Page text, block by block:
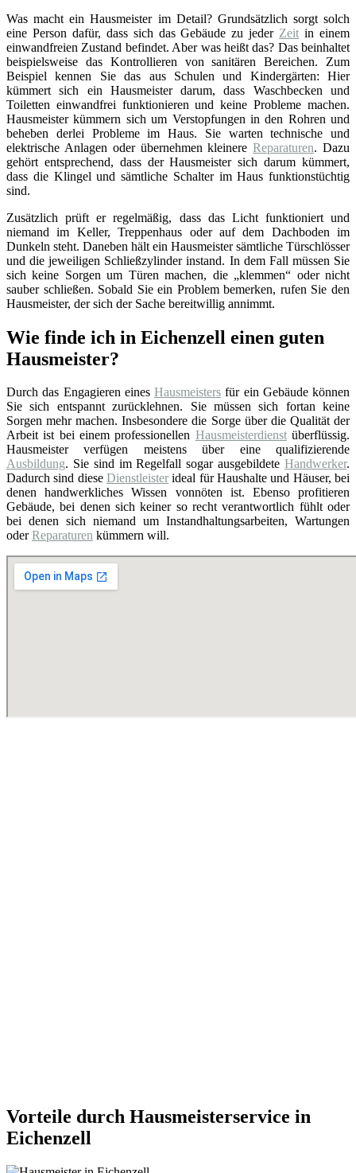
Was macht ein Hausmeister im Detail? Grundsätzlich sorgt solch
eine Person dafür, dass sich das Gebäude zu jeder Zeit in einem
einwandfreien Zustand befindet. Aber was heißt das? Das beinhaltet
beispielsweise das Kontrollieren von sanitären Bereichen. Zum
Beispiel kennen Sie das aus Schulen und Kindergärten: Hier
kümmert sich ein Hausmeister darum, dass Waschbecken und
Toiletten einwandfrei funktionieren und keine Probleme machen.
Hausmeister kümmern sich um Verstopfungen in den Rohren und
beheben derlei Probleme im Haus. Sie warten technische und
elektrische Anlagen oder übernehmen kleinereReparaturen. Dazu
gehört entsprechend, dass der Hausmeister sich darum kümmert,
dass die Klingel und sämtliche Schalter im Haus funktionstüchtig
sind.
Zusätzlich prüft er regelmäßig, dass das Licht funktioniert und
niemand im Keller, Treppenhaus oder auf dem Dachboden im
Dunkeln steht. Daneben hält ein Hausmeister sämtliche Türschlösser
und die jeweiligen Schließzylinder instand. In dem Fall müssen Sie
sich keine Sorgen um Türen machen, die „klemmen“ oder nicht
sauber schließen. Sobald Sie ein Problem bemerken, rufen Sie den
Hausmeister, der sich der Sache bereitwillig annimmt.
Wie finde ich in Eichenzell einen guten
Hausmeister?
Durch das Engagieren eines Hausmeisters für ein Gebäude können
Sie sich entspannt zurücklehnen. Sie müssen sich fortan keine
Sorgen mehr machen. Insbesondere die Sorge über die Qualität der
Arbeit ist bei einem professionellen Hausmeisterdienstüberflüssig.
Hausmeister verfügen meistens über eine qualifizierende
Ausbildung. Sie sind im Regelfall sogar ausgebildete Handwerker.
Dadurch sind diese Dienstleister ideal für Haushalte und Häuser, bei
denen handwerkliches Wissen vonnöten ist. Ebenso profitieren
Gebäude, bei denen sich keiner so recht verantwortlich fühlt oder
bei denen sich niemand um Instandhaltungsarbeiten, Wartungen
oderReparaturen kümmern will.
Vorteile durch Hausmeisterservice in
Eichenzell